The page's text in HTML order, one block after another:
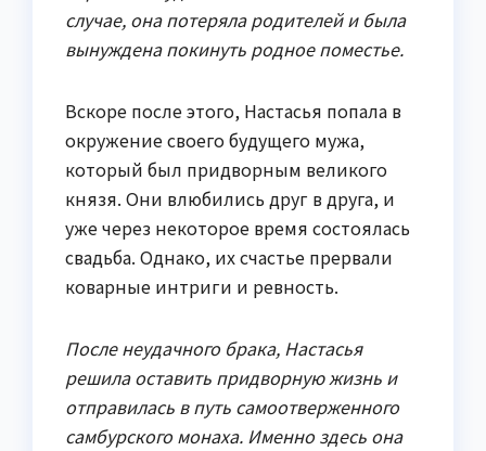
случае, она потеряла родителей и была
вынуждена покинуть родное поместье.
Вскоре после этого, Настасья попала в
окружение своего будущего мужа,
который был придворным великого
князя. Они влюбились друг в друга, и
уже через некоторое время состоялась
свадьба. Однако, их счастье прервали
коварные интриги и ревность.
После неудачного брака, Настасья
решила оставить придворную жизнь и
отправилась в путь самоотверженного
самбурского монаха. Именно здесь она